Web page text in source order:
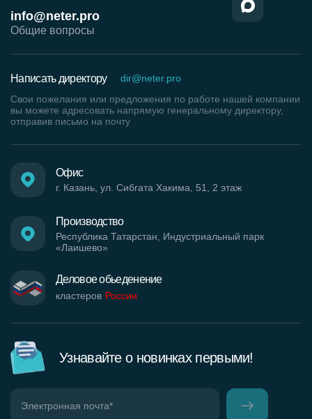
info@neter.pro
Общие вопросы
Деловое обьеденение
кластеров России
Производство
Республика Татарстан, Индустриальный парк
«Лаишево»
Офис
г. Казань, ул. Сибгата Хакима, 51, 2 этаж
Написать директору
dir@neter.pro
Свои пожелания или предложения по работе нашей компании
вы можете адресовать напрямую генеральному директору,
отправив письмо на почту
Узнавайте о новинках первыми!